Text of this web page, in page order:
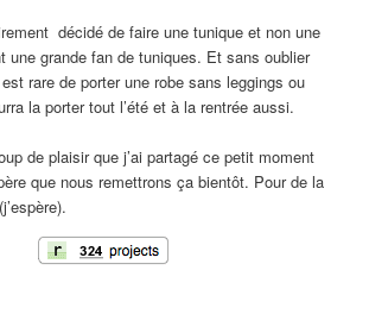
décidé de faire une tunique et non une
une grande fan de tuniques. Et sans oublier
rare de porter une robe sans leggings ou
la porter tout l’été et à la rentrée aussi.
de plaisir que j’ai partagé ce petit moment
que nous remettrons ça bientôt. Pour de la